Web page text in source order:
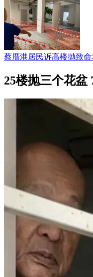
蔡厝港居民诉高楼抛致命
25楼抛三个花盆